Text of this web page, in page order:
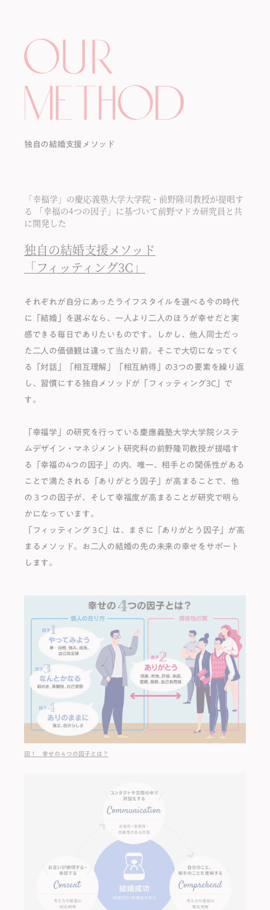
独自の結婚支援メソッド
「幸福学」の慶応義塾⼤学大学院・前野隆司教授が提唱す
る 「幸福の4つの因子」に基づいて前野マドカ研究員と共
に開発した
独⾃の結婚⽀援メソッド
「フィッティング3C」
それぞれが⾃分にあったライフスタイルを選べる今の時代
に「結婚」を選ぶなら、⼀⼈より⼆⼈のほうが幸せだと実
感できる毎⽇でありたいものです。しかし、他⼈同⼠だっ
た⼆⼈の価値観は違って当たり前。そこで⼤切になってく
る「対話」「相互理解」「相互納得」の3つの要素を繰り返
し、習慣にする独⾃メソッドが「フィッティング3C」で
す。
「幸福学」の研究を⾏っている慶應義塾⼤学⼤学院システ
ムデザイン・マネジメント研究科の前野隆司教授が提唱す
る「幸福の4つの因⼦」の内、唯⼀、相⼿との関係性がある
ことで満たされる「ありがとう因子」が高まることで、他
の３つの因子が、そして幸福度が高まることが研究で明ら
かになっています。
「フィッティング３C」は、まさに「ありがとう因子」が高
まるメソッド。お二人の結婚の先の未来の幸せをサポート
します。
図１ 幸せの４つの因子とは？